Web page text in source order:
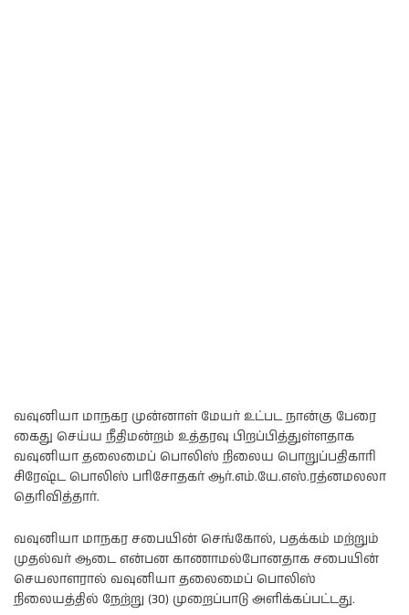
வவுனியா மாநகர முன்னாள் மேயர் உட்பட நான்கு பேரை
கைது செய்ய நீதிமன்றம் உத்தரவு பிறப்பித்துள்ளதாக
வவுனியா தலைமைப் பொலிஸ் நிலைய பொறுப்பதிகாரி
சிரேஷ்ட பொலிஸ் பரிசோதகர் ஆர்.எம்.யே.எஸ்.ரத்னமலலா
தெரிவித்தார்.
வவுனியா மாநகர சபையின் செங்கோல், பதக்கம் மற்றும்
முதல்வர் ஆடை என்பன காணாமல்போனதாக சபையின்
செயலாளரால் வவுனியா தலைமைப் பொலிஸ்
நிலையத்தில் நேற்று (30) முறைப்பாடு அளிக்கப்பட்டது.